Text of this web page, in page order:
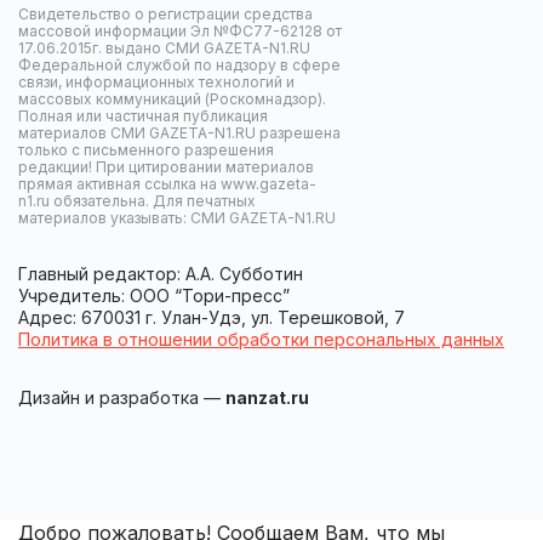
Свидетельство о регистрации средства
массовой информации Эл №ФС77-62128 от
17.06.2015г. выдано СМИ GAZETA-N1.RU
Федеральной службой по надзору в сфере
связи, информационных технологий и
массовых коммуникаций (Роскомнадзор).
Полная или частичная публикация
материалов СМИ GAZETA-N1.RU разрешена
только с письменного разрешения
редакции! При цитировании материалов
прямая активная ссылка на www.gazeta-
n1.ru обязательна. Для печатных
материалов указывать: СМИ GAZETA-N1.RU
Главный редактор: А.А. Субботин
Учредитель: ООО “Тори-пресс”
Адрес: 670031 г. Улан-Удэ, ул. Терешковой, 7
Политика в отношении обработки персональных данных
Дизайн и разработка — nanzat.ru
Добро пожаловать! Сообщаем Вам, что мы